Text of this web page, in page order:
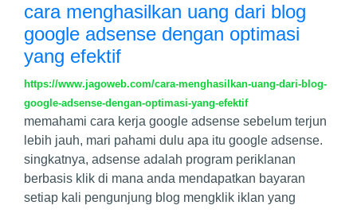
cara menghasilkan uang dari blog
google adsense dengan optimasi
yang efektif
https://www.jagoweb.com/cara-menghasilkan-uang-dari-blog-
google-adsense-dengan-optimasi-yang-efektif
memahami cara kerja google adsense sebelum terjun
lebih jauh, mari pahami dulu apa itu google adsense.
singkatnya, adsense adalah program periklanan
berbasis klik di mana anda mendapatkan bayaran
setiap kali pengunjung blog mengklik iklan yang